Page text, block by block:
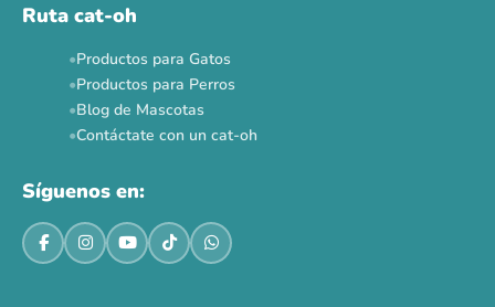
Ruta cat-oh
Productos para Gatos
Productos para Perros
Blog de Mascotas
Contáctate con un cat-oh
Síguenos en: